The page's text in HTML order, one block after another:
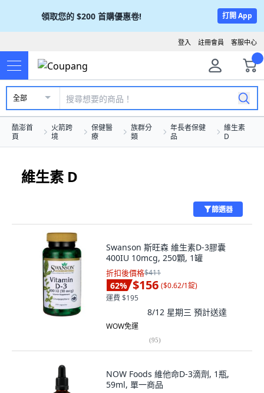
領取您的 $200 首購優惠卷! 打開 App
客服中心
註冊會員
登入
全部
酷澎首
頁
火箭跨
境
保健醫
療
族群分
類
年長者保健
品
維生素
D
維生素 D
篩選器
Swanson 斯旺森 維生素D-3膠囊
400IU 10mcg, 250顆, 1罐
折扣後價格$411
62% $156 ($0.62/1錠)
運費 $195
8/12 星期三 預計送達
WOW免運
(95)
NOW Foods 維他命D-3滴劑, 1瓶,
59ml, 單一商品